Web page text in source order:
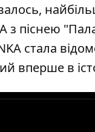
з піснею
стала
вперше в